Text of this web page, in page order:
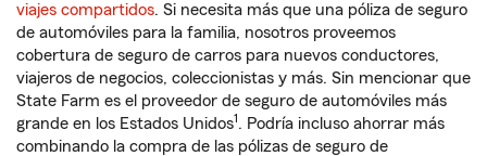
viajes compartidos. Si necesita más que una póliza de seguro
de automóviles para la familia, nosotros proveemos
cobertura de seguro de carros para nuevos conductores,
viajeros de negocios, coleccionistas y más. Sin mencionar que
State Farm es el proveedor de seguro de automóviles más
grande en los Estados Unidos1. Podría incluso ahorrar más
combinando la compra de las pólizas de seguro de